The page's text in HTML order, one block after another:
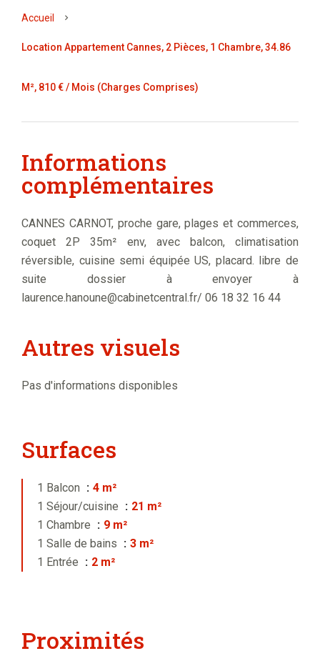
Accueil
Location Appartement Cannes, 2 Pièces, 1 Chambre, 34.86
M², 810 € / Mois (Charges Comprises)
Informations
complémentaires
CANNES CARNOT, proche gare, plages et commerces,
coquet 2P 35m² env, avec balcon, climatisation
réversible, cuisine semi équipée US, placard. libre de
suite dossier à envoyer à
laurence.hanoune@cabinetcentral.fr/ 06 18 32 16 44
Autres visuels
Pas d'informations disponibles
Surfaces
1 Balcon
4 m²
1 Séjour/cuisine
21 m²
1 Chambre
9 m²
1 Salle de bains
3 m²
1 Entrée
2 m²
Proximités